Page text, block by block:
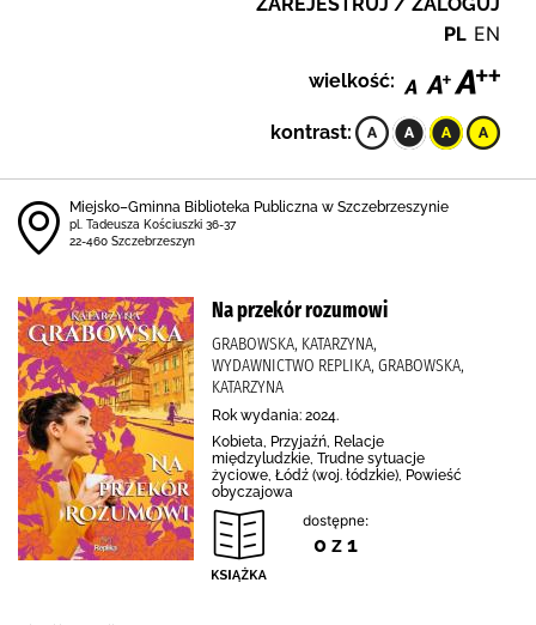
PL EN
wielkość:
kontrast:
Miejsko–Gminna Biblioteka Publiczna w Szczebrzeszynie
pl. Tadeusza Kościuszki 36-37
22-460 Szczebrzeszyn
Na przekór rozumowi
GRABOWSKA, KATARZYNA,
WYDAWNICTWO REPLIKA, GRABOWSKA,
KATARZYNA
Rok wydania: 2024.
Kobieta, Przyjaźń, Relacje
międzyludzkie, Trudne sytuacje
życiowe, Łódź (woj. łódzkie), Powieść
obyczajowa
dostępne:
0 z 1